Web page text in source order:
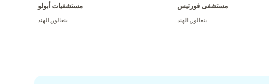
مستشفيات أبولو
بنغالور,الهند
مستشفى فورتيس
بنغالور,الهند